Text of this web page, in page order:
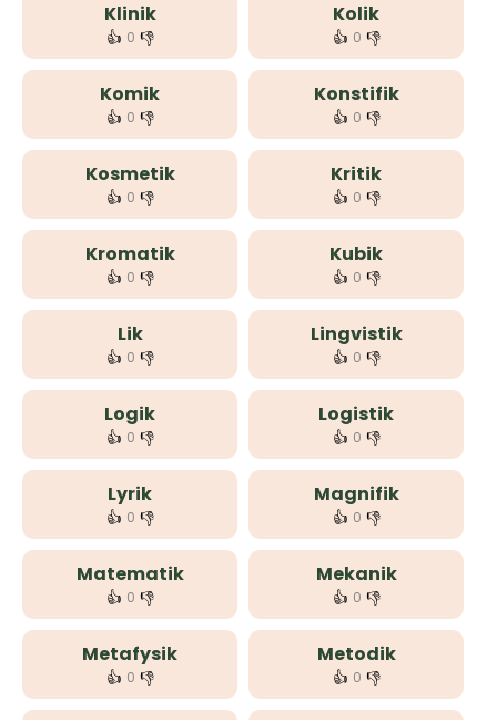
Klinik
👍 0 👎
Kolik
👍 0 👎
Komik
👍 0 👎
Konstifik
👍 0 👎
Kosmetik
👍 0 👎
Kritik
👍 0 👎
Kromatik
👍 0 👎
Kubik
👍 0 👎
Lik
👍 0 👎
Lingvistik
👍 0 👎
Logik
👍 0 👎
Logistik
👍 0 👎
Lyrik
👍 0 👎
Magnifik
👍 0 👎
Matematik
👍 0 👎
Mekanik
👍 0 👎
Metafysik
👍 0 👎
Metodik
👍 0 👎